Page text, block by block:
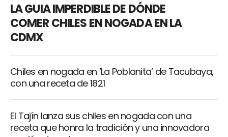
LA GUIA IMPERDIBLE DE DÓNDE
COMER CHILES EN NOGADA EN LA
CDMX
Chiles en nogada en ‘La Poblanita’ de Tacubaya,
con una receta de 1821
El Tajín lanza sus chiles en nogada con una
receta que honra la tradición y una innovadora